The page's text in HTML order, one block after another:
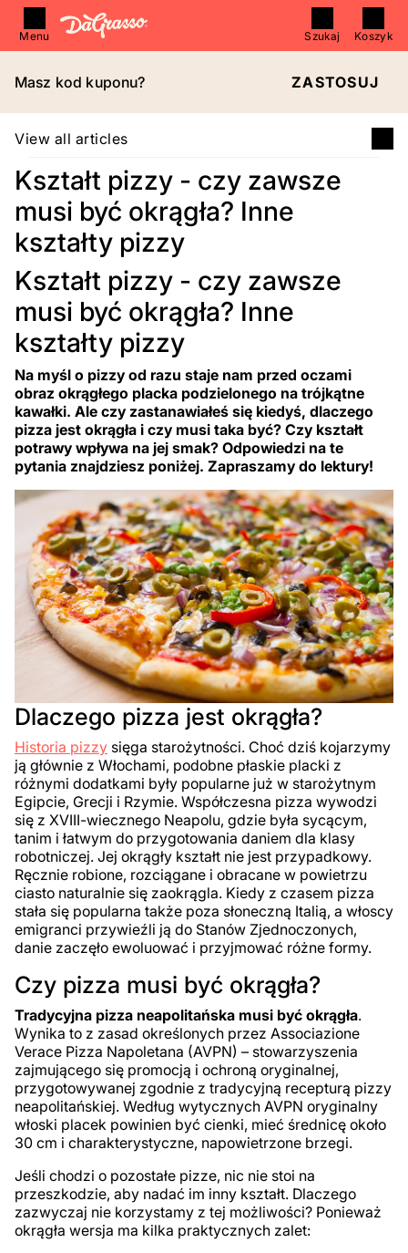
Menu Szukaj Koszyk
Masz kod kuponu? ZASTOSUJ
View all articles
Kształt pizzy - czy zawsze
musi być okrągła? Inne
kształty pizzy
Kształt pizzy - czy zawsze
musi być okrągła? Inne
kształty pizzy
Na myśl o pizzy od razu staje nam przed oczami
obraz okrągłego placka podzielonego na trójkątne
kawałki. Ale czy zastanawiałeś się kiedyś, dlaczego
pizza jest okrągła i czy musi taka być? Czy kształt
potrawy wpływa na jej smak? Odpowiedzi na te
pytania znajdziesz poniżej. Zapraszamy do lektury!
Dlaczego pizza jest okrągła?
Historia pizzy sięga starożytności. Choć dziś kojarzymy
ją głównie z Włochami, podobne płaskie placki z
różnymi dodatkami były popularne już w starożytnym
Egipcie, Grecji i Rzymie. Współczesna pizza wywodzi
się z XVIII-wiecznego Neapolu, gdzie była sycącym,
tanim i łatwym do przygotowania daniem dla klasy
robotniczej. Jej okrągły kształt nie jest przypadkowy.
Ręcznie robione, rozciągane i obracane w powietrzu
ciasto naturalnie się zaokrągla. Kiedy z czasem pizza
stała się popularna także poza słoneczną Italią, a włoscy
emigranci przywieźli ją do Stanów Zjednoczonych,
danie zaczęło ewoluować i przyjmować różne formy.
Czy pizza musi być okrągła?
Tradycyjna pizza neapolitańska musi być okrągła.
Wynika to z zasad określonych przez Associazione
Verace Pizza Napoletana (AVPN) – stowarzyszenia
zajmującego się promocją i ochroną oryginalnej,
przygotowywanej zgodnie z tradycyjną recepturą pizzy
neapolitańskiej. Według wytycznych AVPN oryginalny
włoski placek powinien być cienki, mieć średnicę około
30 cm i charakterystyczne, napowietrzone brzegi.
Jeśli chodzi o pozostałe pizze, nic nie stoi na
przeszkodzie, aby nadać im inny kształt. Dlaczego
zazwyczaj nie korzystamy z tej możliwości? Ponieważ
okrągła wersja ma kilka praktycznych zalet: